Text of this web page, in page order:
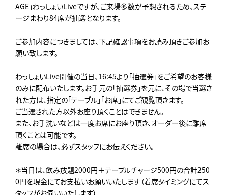
AGE」わっしょいLiveですが、ご来場多数が予想されるため、ステ
ージまわり84席が抽選となります。
ご参加内容につきましては、下記確認事項をお読み頂きご参加お
願い致します。
わっしょいLive開催の当日、16:45より「抽選券」をご希望のお客様
のみに配布いたします。お手元の「抽選券」を元に、その場で当選さ
れた方は、指定の「テーブル」「お席」にてご観覧頂きます。
ご当選された方以外お座り頂くことはできません。
また、お手洗いなどは一度お席にお座り頂き、オーダー後に離席
頂くことは可能です。
離席の場合は、必ずスタッフにお伝えください。
＊当日は、飲み放題2000円＋テーブルチャージ500円の合計250
0円を現金にてお支払いお願いいたします（着席タイミングにてス
タッフがお伺いいたします）